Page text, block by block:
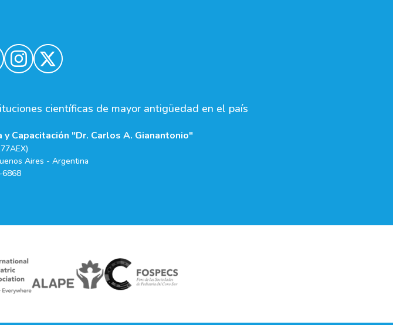
científicas de mayor antigüedad en el país
y Capacitación "Dr. Carlos A. Gianantonio"
Aires - Argentina